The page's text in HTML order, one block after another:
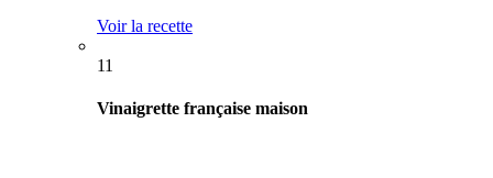
Voir la recette
11
Vinaigrette française maison